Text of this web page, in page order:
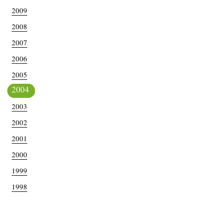
2009
2008
2007
2006
2005
2004
2003
2002
2001
2000
1999
1998